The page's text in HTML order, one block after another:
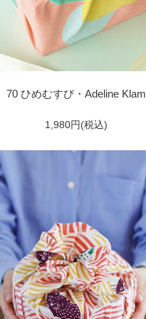
70 ひめむすび・Adeline Klam
1,980円(税込)